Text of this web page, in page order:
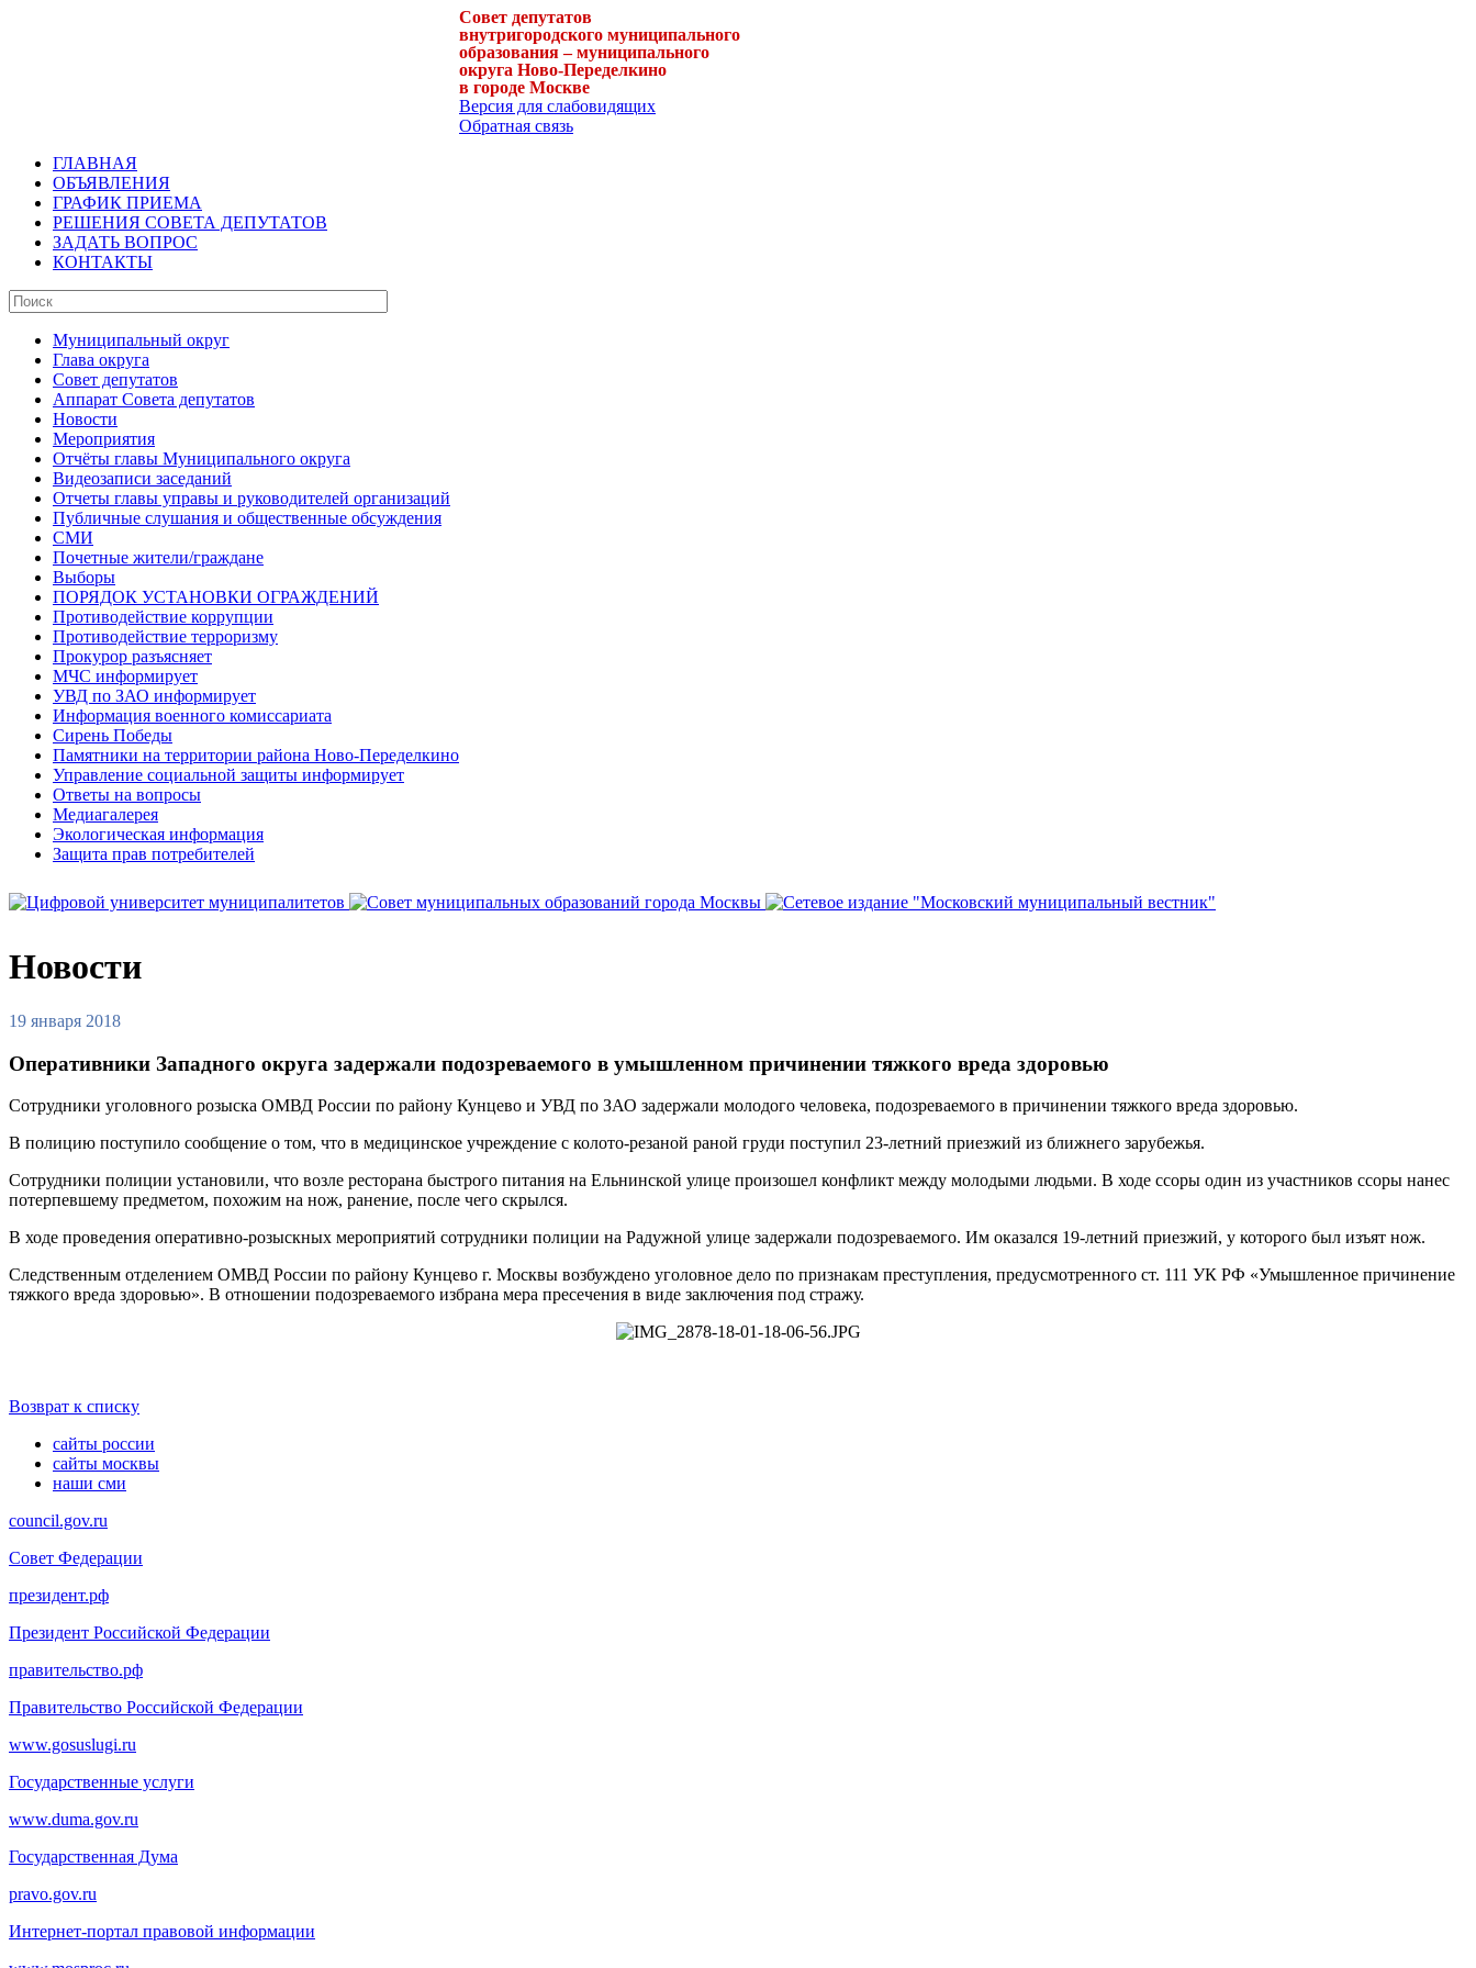
Совет депутатов
внутригородского муниципального
образования – муниципального
округа Ново-Переделкино
в городе Москве
Версия для слабовидящих
Обратная связь
ГЛАВНАЯ
ОБЪЯВЛЕНИЯ
ГРАФИК ПРИЕМА
РЕШЕНИЯ СОВЕТА ДЕПУТАТОВ
ЗАДАТЬ ВОПРОС
КОНТАКТЫ
Муниципальный округ
Глава округа
Совет депутатов
Аппарат Совета депутатов
Новости
Мероприятия
Отчёты главы Муниципального округа
Видеозаписи заседаний
Отчеты главы управы и руководителей организаций
Публичные слушания и общественные обсуждения
СМИ
Почетные жители/граждане
Выборы
ПОРЯДОК УСТАНОВКИ ОГРАЖДЕНИЙ
Противодействие коррупции
Противодействие терроризму
Прокурор разъясняет
МЧС информирует
УВД по ЗАО информирует
Информация военного комиссариата
Сирень Победы
Памятники на территории района Ново-Переделкино
Управление социальной защиты информирует
Ответы на вопросы
Медиагалерея
Экологическая информация
Защита прав потребителей
Новости
19 января 2018
Оперативники Западного округа задержали подозреваемого в умышленном причинении тяжкого вреда здоровью
Сотрудники уголовного розыска ОМВД России по району Кунцево и УВД по ЗАО задержали молодого человека, подозреваемого в причинении тяжкого вреда здоровью.
В полицию поступило сообщение о том, что в медицинское учреждение с колото-резаной раной груди поступил 23-летний приезжий из ближнего зарубежья.
Сотрудники полиции установили, что возле ресторана быстрого питания на Ельнинской улице произошел конфликт между молодыми людьми. В ходе ссоры один из участников ссоры нанес
потерпевшему предметом, похожим на нож, ранение, после чего скрылся.
В ходе проведения оперативно-розыскных мероприятий сотрудники полиции на Радужной улице задержали подозреваемого. Им оказался 19-летний приезжий, у которого был изъят нож.
Следственным отделением ОМВД России по району Кунцево г. Москвы возбуждено уголовное дело по признакам преступления, предусмотренного ст. 111 УК РФ «Умышленное причинение
тяжкого вреда здоровью». В отношении подозреваемого избрана мера пресечения в виде заключения под стражу.
Возврат к списку
сайты россии
сайты москвы
наши сми
council.gov.ru
Совет Федерации
президент.рф
Президент Российской Федерации
правительство.рф
Правительство Российской Федерации
www.gosuslugi.ru
Государственные услуги
www.duma.gov.ru
Государственная Дума
pravo.gov.ru
Интернет-портал правовой информации